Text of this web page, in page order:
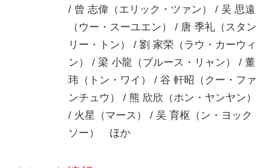
/ 曾 志偉（エリック・ツァン） / 吴 思遠
（ウー・スーユエン） / 唐 季礼（スタン
リー・トン） / 劉 家荣（ラウ・カーウィ
ン） / 梁 小龍（ブルース・リャン） / 董
玮（トン・ワイ） / 谷 軒昭（クー・ファ
ンチュウ） / 熊 欣欣（ホン・ヤンヤン）
/ 火星（マース） / 吴 育枢（ン・ヨック
ソー） ほか